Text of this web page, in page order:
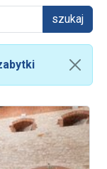
szukaj